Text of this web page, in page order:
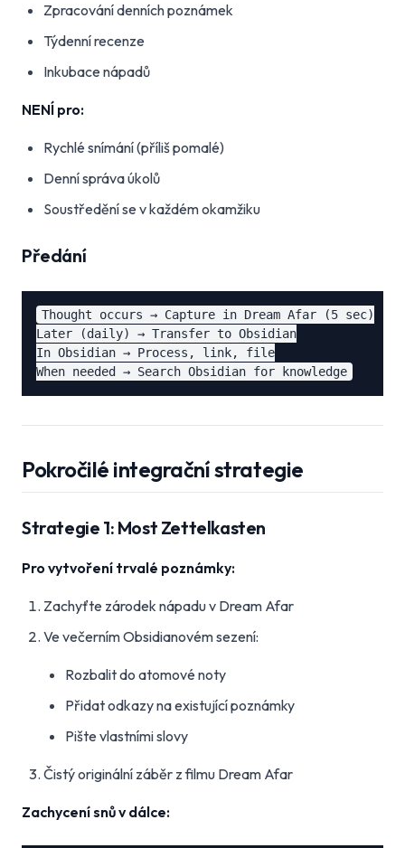
Zpracování denních poznámek
Týdenní recenze
Inkubace nápadů
NENÍ pro:
Rychlé snímání (příliš pomalé)
Denní správa úkolů
Soustředění se v každém okamžiku
Předání
Thought occurs → Capture in Dream Afar (5 sec)
Later (daily) → Transfer to Obsidian
In Obsidian → Process, link, file
Pokročilé integrační strategie
Strategie 1: Most Zettelkasten
Pro vytvoření trvalé poznámky:
Zachyťte zárodek nápadu v Dream Afar
Ve večerním Obsidianovém sezení:
Rozbalit do atomové noty
Přidat odkazy na existující poznámky
Pište vlastními slovy
Čistý originální záběr z filmu Dream Afar
Zachycení snů v dálce: